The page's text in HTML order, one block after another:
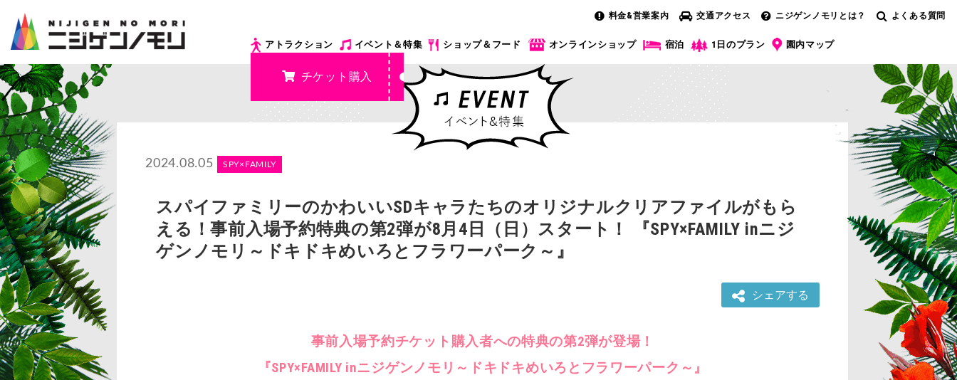
料金&営業案内 交通アクセス ニジゲンノモリとは？ よくある質問
アトラクション イベント＆特集 ショップ＆フード オンラインショップ 宿泊 1日のプラン 園内マップ
チケット購入
2024.08.05 SPY×FAMILY
スパイファミリーのかわいいSDキャラたちのオリジナルクリアファイルがもら
える！事前入場予約特典の第2弾が8月4日（日）スタート！ 『SPY×FAMILY inニジ
ゲンノモリ～ドキドキめいろとフラワーパーク～』
シェアする
事前入場予約チケット購入者への特典の第2弾が登場！
『SPY×FAMILY inニジゲンノモリ～ドキドキめいろとフラワーパーク～』